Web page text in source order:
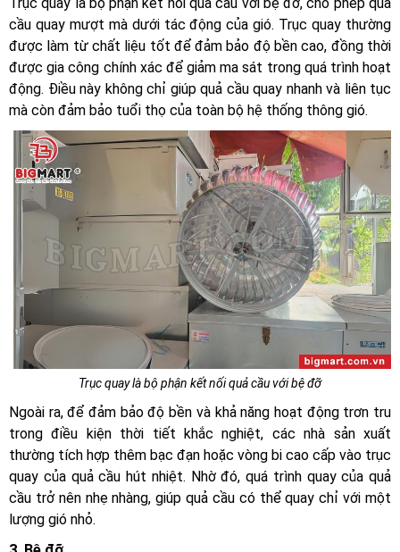
cầu quay mượt mà dưới tác động của gió. Trục quay thường
được làm từ chất liệu tốt để đảm bảo độ bền cao, đồng thời
được gia công chính xác để giảm ma sát trong quá trình hoạt
động. Điều này không chỉ giúp quả cầu quay nhanh và liên tục
mà còn đảm bảo tuổi thọ của toàn bộ hệ thống thông gió.
Trục quay là bộ phận kết nối quả cầu với bệ đỡ
Ngoài ra, để đảm bảo độ bền và khả năng hoạt động trơn tru
trong điều kiện thời tiết khắc nghiệt, các nhà sản xuất
thường tích hợp thêm bạc đạn hoặc vòng bi cao cấp vào trục
quay của quả cầu hút nhiệt. Nhờ đó, quá trình quay của quả
cầu trở nên nhẹ nhàng, giúp quả cầu có thể quay chỉ với một
lượng gió nhỏ.